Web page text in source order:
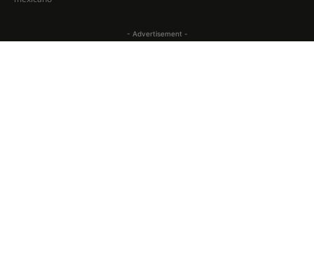
- Advertisement -